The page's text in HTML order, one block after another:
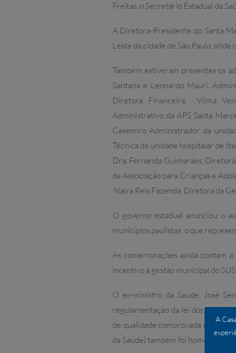
Freitas, o Secretário Estadual da
A Diretora-Presidente do Santa
Leste da cidade de São Paulo,
Também estiveram presentes os
Santana e Leonardo Mauri,
Diretora Financeira, Vilma
Administrativo da APS Santa
Casemiro Administrador da
Técnica da unidade hospitalar de
Dra. Fernanda Guimarães,
da Associação para Crianças e
Naira Reis Fazenda, Diretora da
O governo estadual anunciou o
municípios paulistas, o que
As comemorações ainda contam
incentivo à gestão municipal do
O ex-ministro da Saúde, José
regulamentação da lei dos
de qualidade comprovada e com
da Saúde) também foi
A